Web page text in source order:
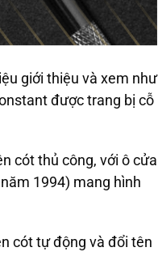
giới thiệu và xem như
được trang bị cỗ
cót thủ công, với ô cửa
1994) mang hình
cót tự động và đổi tên